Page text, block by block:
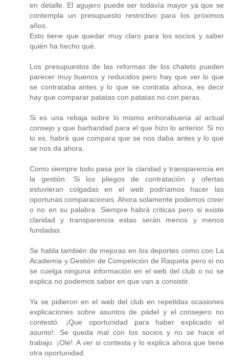
en detalle. El agujero puede ser todavía mayor ya que se
contempla un presupuesto restrictivo para los próximos
años.
Esto tiene que quedar muy claro para los socios y saber
quién ha hecho qué.
Los presupuestos de las reformas de los chalets pueden
parecer muy buenos y reducidos pero hay que ver lo que
se contrataba antes y lo que se contrata ahora, es decir
hay que comparar patatas con patatas no con peras.
Si es una rebaja sobre lo mismo enhorabuena al actual
consejo y que barbaridad para el que hizo lo anterior. Si no
lo es, habrá que compara que se nos daba antes y lo que
se nos da ahora.
Como siempre todo pasa por la claridad y transparencia en
la gestión. Si los pliegos de contratación y ofertas
estuvieran colgadas en el web podríamos hacer las
oportunas comparaciones. Ahora solamente podemos creer
o no en su palabra. Siempre habrá criticas pero si existe
claridad y transparencia estas serán menos y menos
fundadas.
Se habla también de mejoras en los deportes como con La
Academia y Gestión de Competición de Raqueta pero si no
se cuelga ninguna información en el web del club o no se
explica no podemos saber en que van a consistir.
Ya se pidieron en el web del club en repetidas ocasiones
explicaciones sobre asuntos de pádel y el consejero no
contestó. ¡Que oportunidad para haber explicado el
asunto!. Se queda mal con los socios y no se hace el
trabajo. ¡Olé!. A ver si contesta y lo explica ahora que tiene
otra oportunidad.